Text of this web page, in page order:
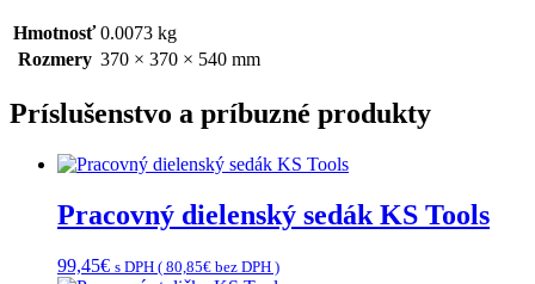
Hmotnosť 0.0073 kg
Rozmery 370 × 370 × 540 mm
Príslušenstvo a príbuzné produkty
Pracovný dielenský sedák KS Tools
99,45€ s DPH ( 80,85€ bez DPH )